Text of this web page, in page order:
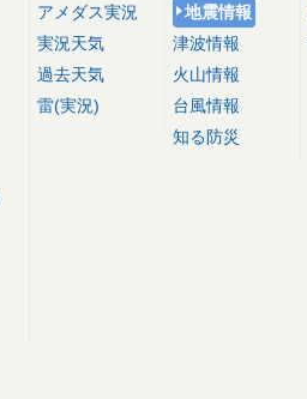
アメダス実況
実況天気
過去天気
雷(実況)
地震情報
津波情報
火山情報
台風情報
知る防災